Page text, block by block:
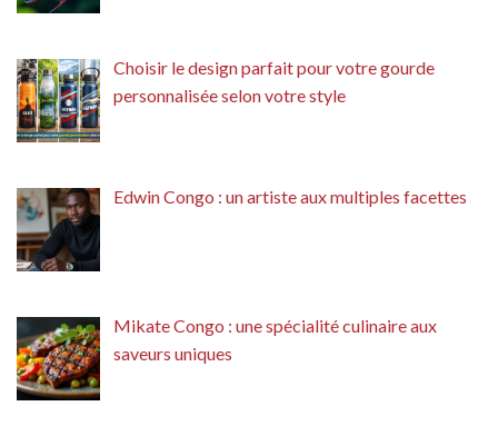
Choisir le design parfait pour votre gourde
personnalisée selon votre style
Edwin Congo : un artiste aux multiples facettes
Mikate Congo : une spécialité culinaire aux
saveurs uniques